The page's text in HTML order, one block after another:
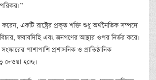
একটি রাষ্ট্রের প্রকৃত শক্তি শুধু অর্থনৈতিক সম্পদে
জবাবদিহি এবং জনগণের আস্থার ওপর নির্ভর করে।
পাশাপাশি প্রশাসনিক ও প্রাতিষ্ঠানিক
দেওয়া হচ্ছে।